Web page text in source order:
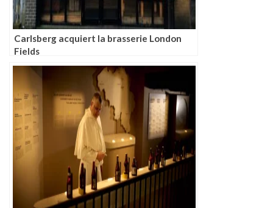
Carlsberg acquiert la brasserie London
Fields